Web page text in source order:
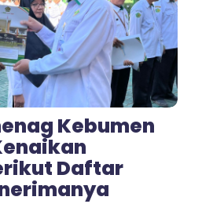
No Comments
Kebumen
Daftar